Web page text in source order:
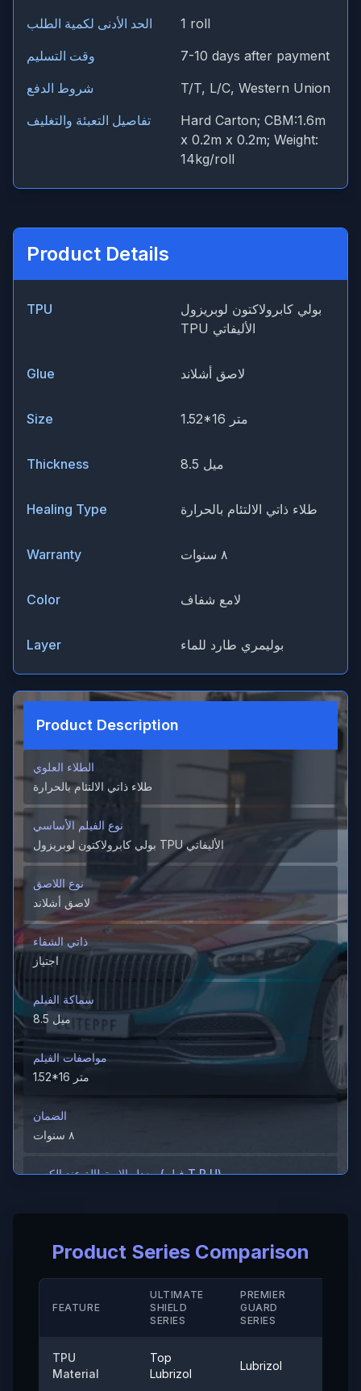
الحد الأدنى لكمية الطلب
1 roll
وقت التسليم
7-10 days after payment
شروط الدفع
T/T, L/C, Western Union
تفاصيل التعبئة والتغليف
Hard Carton; CBM:1.6m
x 0.2m x 0.2m; Weight:
14kg/roll
Product Details
TPU
بولي كابرولاكتون لوبريزول
TPU الأليفاتي
Glue لاصق أشلاند
Size 1.52*16 متر
Thickness 8.5 ميل
Healing Type طلاء ذاتي الالتئام بالحرارة
Warranty ٨ سنوات
Color لامع شفاف
Layer بوليمري طارد للماء
Product Description
الطلاء العلوي
طلاء ذاتي الالتئام بالحرارة
نوع الفيلم الأساسي
بولي كابرولاكتون لوبريزول TPU الأليفاتي
نوع اللاصق
لاصق أشلاند
ذاتي الشفاء
اجتياز
سماكة الفيلم
8.5 ميل
مواصفات الفيلم
1.52*16 متر
الضمان
٨ سنوات
معدل الاستطالة عند الكسر (فيلم T P U)
＞280（%）
-40° إلى 120°
Product Series Comparison
FEATURE
ULTIMATE
SHIELD
SERIES
PREMIER
GUARD
SERIES
TPU
Material
Top
Lubrizol
Lubrizol